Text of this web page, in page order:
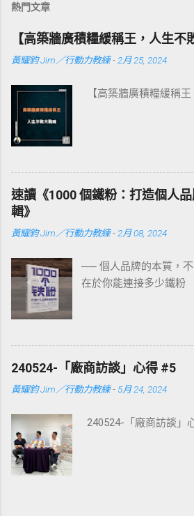
熱門文章
【高築牆廣積糧緩稱王，人生不
黃耀鈞 Jim／行動力教練 - 2月 25, 2024
【高築牆廣積糧緩稱王
速讀《1000 個鐵粉：打造個人
輯》
黃耀鈞 Jim／行動力教練 - 2月 08, 2024
── 個人品牌的本質，
在於你能連接多少鐵粉
240524-「廠商訪談」心得 #5
黃耀鈞 Jim／行動力教練 - 5月 24, 2024
240524-「廠商訪談」